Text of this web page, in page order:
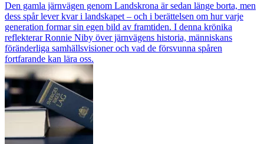
Den gamla järnvägen genom Landskrona är sedan länge borta, men
dess spår lever kvar i landskapet – och i berättelsen om hur varje
generation formar sin egen bild av framtiden. I denna krönika
reflekterar Ronnie Niby över järnvägens historia, människans
föränderliga samhällsvisioner och vad de försvunna spåren
fortfarande kan lära oss.